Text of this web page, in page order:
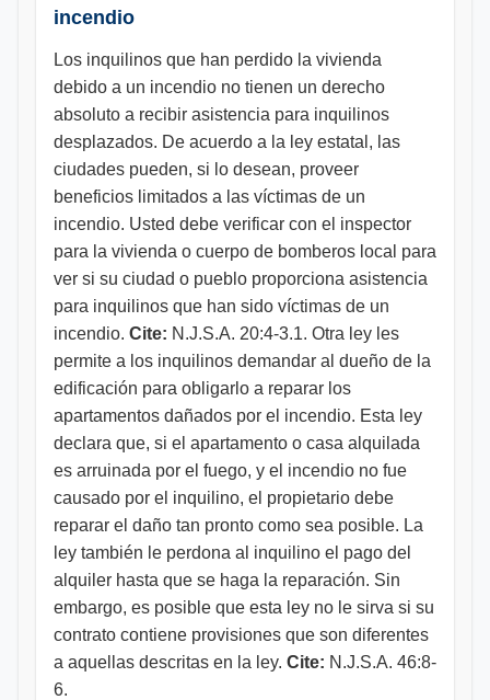
incendio
Los inquilinos que han perdido la vivienda
debido a un incendio no tienen un derecho
absoluto a recibir asistencia para inquilinos
desplazados. De acuerdo a la ley estatal, las
ciudades pueden, si lo desean, proveer
beneficios limitados a las víctimas de un
incendio. Usted debe verificar con el inspector
para la vivienda o cuerpo de bomberos local para
ver si su ciudad o pueblo proporciona asistencia
para inquilinos que han sido víctimas de un
incendio. Cite: N.J.S.A. 20:4-3.1. Otra ley les
permite a los inquilinos demandar al dueño de la
edificación para obligarlo a reparar los
apartamentos dañados por el incendio. Esta ley
declara que, si el apartamento o casa alquilada
es arruinada por el fuego, y el incendio no fue
causado por el inquilino, el propietario debe
reparar el daño tan pronto como sea posible. La
ley también le perdona al inquilino el pago del
alquiler hasta que se haga la reparación. Sin
embargo, es posible que esta ley no le sirva si su
contrato contiene provisiones que son diferentes
a aquellas descritas en la ley. Cite: N.J.S.A. 46:8-
6.